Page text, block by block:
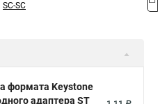
SC-SC
формата Keystone
адаптера ST